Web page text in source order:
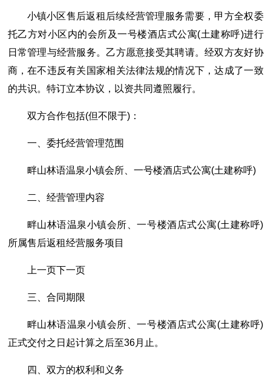
小镇小区售后返租后续经营管理服务需要，甲方全权委
托乙方对小区内的会所及一号楼酒店式公寓(土建称呼)进行
日常管理与经营服务。乙方愿意接受其聘请。经双方友好协
商，在不违反有关国家相关法律法规的情况下，达成了一致
的共识。特订立本协议，以资共同遵照履行。
双方合作包括(但不限于)：
一、委托经营管理范围
畔山林语温泉小镇会所、一号楼酒店式公寓(土建称呼)
二、经营管理内容
畔山林语温泉小镇会所、一号楼酒店式公寓(土建称呼)
所属售后返租经营服务项目
上一页下一页
三、合同期限
畔山林语温泉小镇会所、一号楼酒店式公寓(土建称呼)
正式交付之日起计算之后至36月止。
四、双方的权利和义务